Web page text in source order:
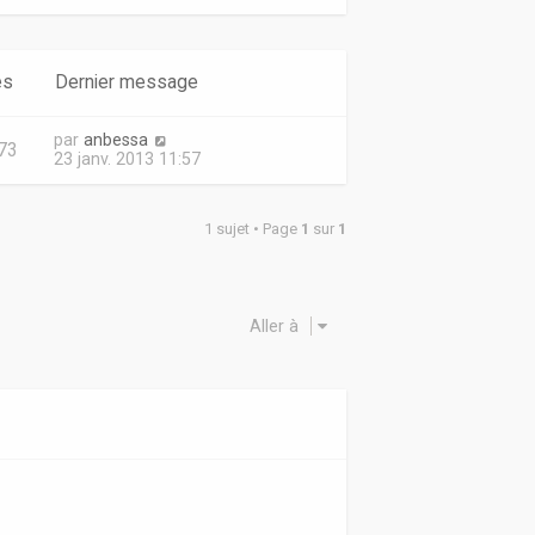
Dernier message
par anbessa
23 janv. 2013 11:57
1 sujet • Page 1 sur 1
Aller à